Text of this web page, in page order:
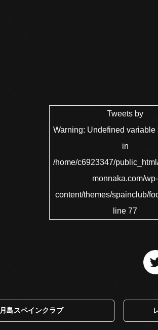
Tweets by
Warning: Undefined variable
in
/home/c6923347/
monnaka.com/wp-
content/themes/spainclub/
line 77
月島スペインクラブ